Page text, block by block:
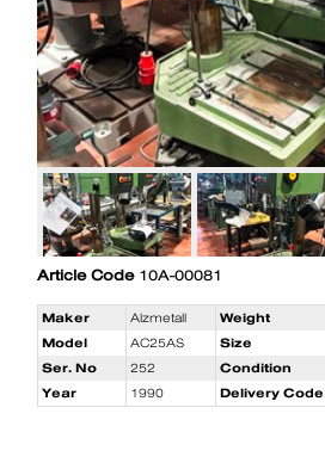
Article Code10A-00081
Maker Alzmetall
Weight
Model
AC25AS
Size
Ser. No
252 Condition
Year
1990 Delivery Code